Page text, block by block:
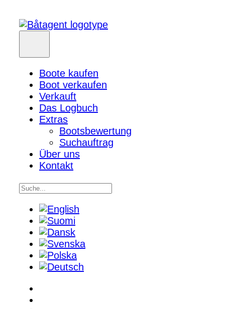
Boote kaufen
Boot verkaufen
Verkauft
Das Logbuch
Extras
Bootsbewertung
Suchauftrag
Über uns
Kontakt